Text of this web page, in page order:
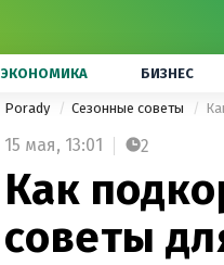
ЭКОНОМИКА БИЗНЕС
Porady Сезонные советы
15 мая, 13:01 2
Как
советы